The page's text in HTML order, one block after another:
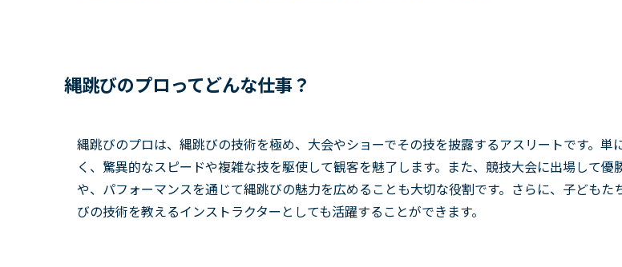
縄跳びのプロってどんな仕事？
縄跳びのプロは、縄跳びの技術を極め、大会やショーでその技を披露するアスリートです。単
く、驚異的なスピードや複雑な技を駆使して観客を魅了します。また、競技大会に出場して優
や、パフォーマンスを通じて縄跳びの魅力を広めることも大切な役割です。さらに、子どもた
びの技術を教えるインストラクターとしても活躍することができます。